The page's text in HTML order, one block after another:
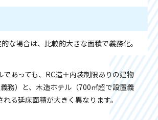
な場合は、比較的大きな面積で義務化。
あっても、RC造＋内装制限ありの建物
義務）と、木造ホテル（700㎡超で設置義
れる延床面積が大きく異なります。